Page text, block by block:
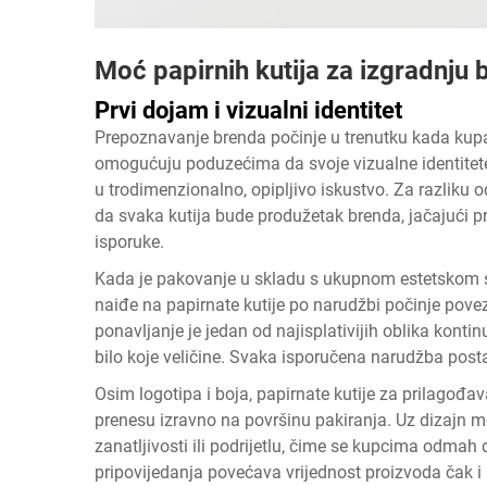
Moć papirnih kutija za izgradnju
Prvi dojam i vizualni identitet
Prepoznavanje brenda počinje u trenutku kada
omogućuju poduzećima da svoje vizualne
u trodimenzionalno, opipljivo iskustvo. Za razliku
da svaka kutija bude produžetak brenda, jačajući
isporuke.
Kada je pakovanje u skladu s ukupnom
naiđe na papirnate kutije po narudžbi počinje
ponavljanje je jedan od najisplativijih oblika
bilo koje veličine. Svaka isporučena narudžba
Osim logotipa i boja, papirnate kutije za
prenesu izravno na površinu pakiranja. Uz dizajn
zanatljivosti ili podrijetlu, čime se kupcima odmah
pripovijedanja povećava vrijednost proizvoda čak